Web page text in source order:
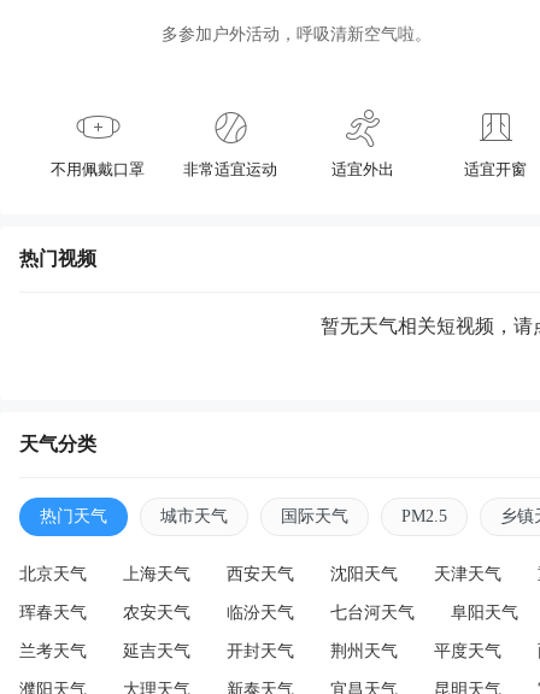
多参加户外活动，呼吸清新空气啦。
不用佩戴口罩 非常适宜运动 适宜外出 适宜开窗
热门视频
暂无天气相关短视频，请
天气分类
热门天气 城市天气 国际天气 PM2.5 乡镇
北京天气 上海天气 西安天气 沈阳天气 天津天气
珲春天气 农安天气 临汾天气 七台河天气 阜阳天气
兰考天气 延吉天气 开封天气 荆州天气 平度天气
濮阳天气 大理天气 新泰天气 宜昌天气 昆明天气